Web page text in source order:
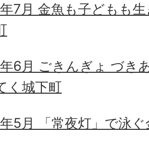
7月 金魚も子どもも
6月 ごきんぎょ づき
く城下町
5月 「常夜灯」で泳